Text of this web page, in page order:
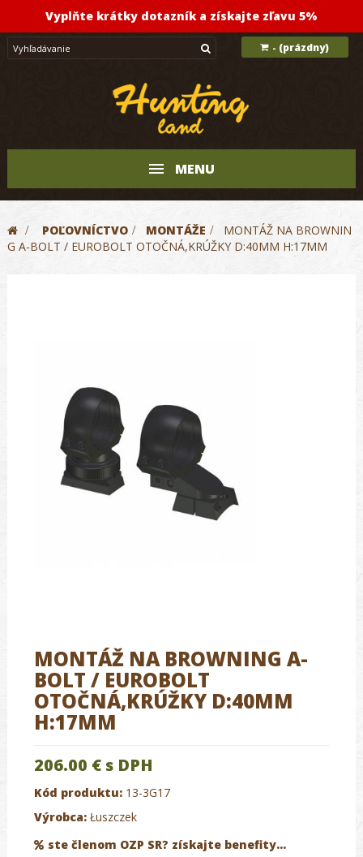
Vyplňte krátky dotazník a získajte zľavu 5%
- (prázdny)
MENU
> POĽOVNÍCTVO > MONTÁŽE >
MONTÁŽ NA BROWNIN
G A-BOLT / EUROBOLT OTOČNÁ,KRÚŽKY D:40MM H:17MM
MONTÁŽ NA BROWNING A-
BOLT / EUROBOLT
OTOČNÁ,KRÚŽKY D:40MM
H:17MM
206.00 € s DPH
Kód produktu: 13-3G17
Výrobca: Łuszczek
ste členom OZP SR? získajte benefity...